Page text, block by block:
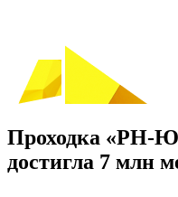
Проходка «РН-
достигла 7 млн